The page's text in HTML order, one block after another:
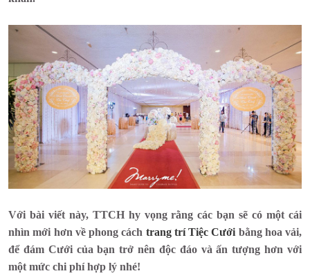
Với bài viết này, TTCH hy vọng rằng các bạn sẽ có một cái
nhìn mới hơn về phong cách trang trí Tiệc Cướibằng hoa vải,
để đám Cưới của bạn trở nên độc đáo và ấn tượng hơn với
một mức chi phí hợp lý nhé!